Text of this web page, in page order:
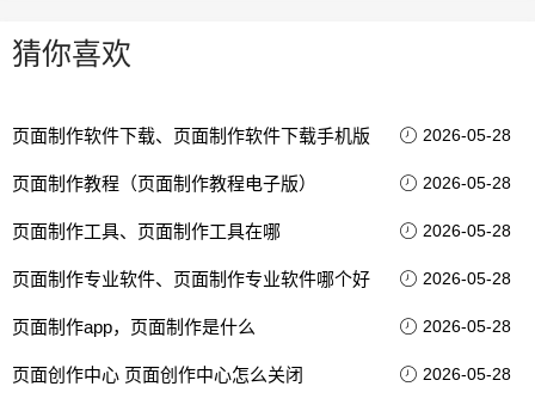
猜你喜欢
页面制作软件下载、页面制作软件下载手机版 2026-05-28
页面制作教程（页面制作教程电子版） 2026-05-28
页面制作工具、页面制作工具在哪 2026-05-28
页面制作专业软件、页面制作专业软件哪个好 2026-05-28
页面制作app，页面制作是什么 2026-05-28
页面创作中心 页面创作中心怎么关闭 2026-05-28